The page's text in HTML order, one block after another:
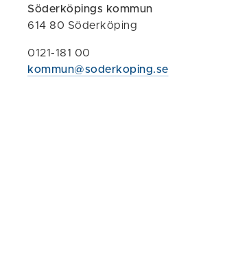
Söderköpings kommun
614 80 Söderköping
0121-181 00
kommun@soderkoping.se